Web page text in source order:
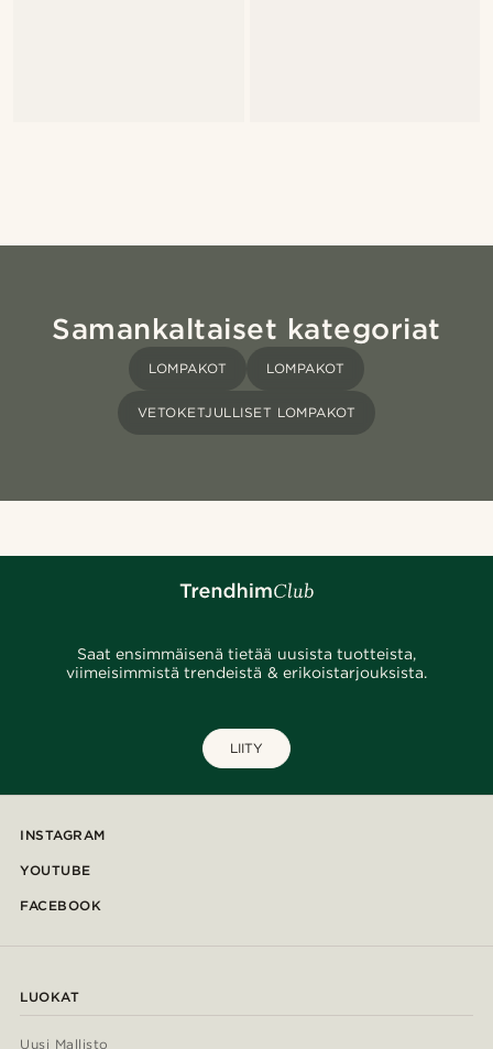
Samankaltaiset kategoriat
LOMPAKOT LOMPAKOT
VETOKETJULLISET LOMPAKOT
Saat ensimmäisenä tietää uusista tuotteista,
viimeisimmistä trendeistä & erikoistarjouksista.
LIITY
INSTAGRAM
YOUTUBE
FACEBOOK
LUOKAT
Uusi Mallisto